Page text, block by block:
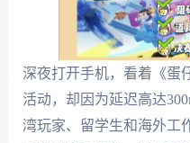
深夜打开手机，看着《蛋
活动，却因为延迟高达
湾玩家、留学生和海外工